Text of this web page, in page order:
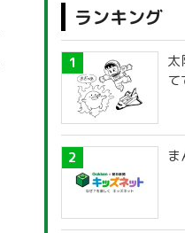
ランキング
て